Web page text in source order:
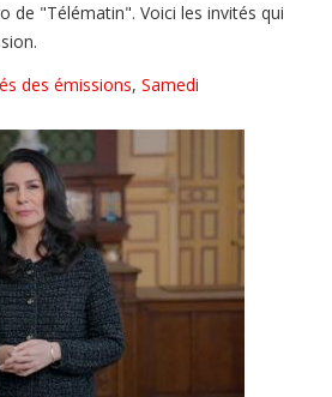
de "Télématin". Voici les invités qui
des émissions, Samedi